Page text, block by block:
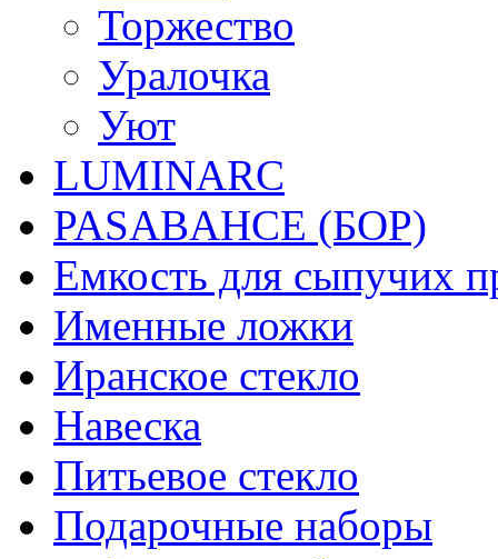
Торжество
Уралочка
Уют
LUMINARC
PASABAHCE (БОР)
Емкость для сыпучих
Именные ложки
Иранское стекло
Навеска
Питьевое стекло
Подарочные наборы